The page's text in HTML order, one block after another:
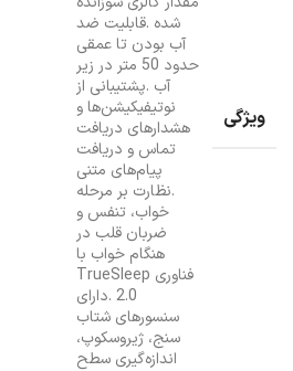
ویژگی
شده .قابلیت ضد
آب بودن تا عمقی
حدود 50 متر در زیر
آب .پشتیبانی از
نوتیفیکیشن‌ها و
هشدارهای دریافت
تماس و دریافت
پیام‌های متنی
.نظارت بر مرحله
خواب، تنفس و
ضربان قلب در
هنگام خواب با
فناوری TrueSleep
2.0 .دارای
سنسورهای شتاب
سنج، ژیروسکوپ،
اندازه‌گیری سطح